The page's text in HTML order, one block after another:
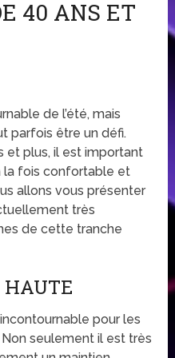
40 ANS ET
de l’été, mais
parfois être un défi.
et plus, il est important
la fois confortable et
allons vous présenter
très
de cette tranche
HAUTE
pour les
seulement il est très